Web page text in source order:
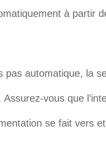
à partir
pas automatique, la
Assurez-vous que
se fait vers